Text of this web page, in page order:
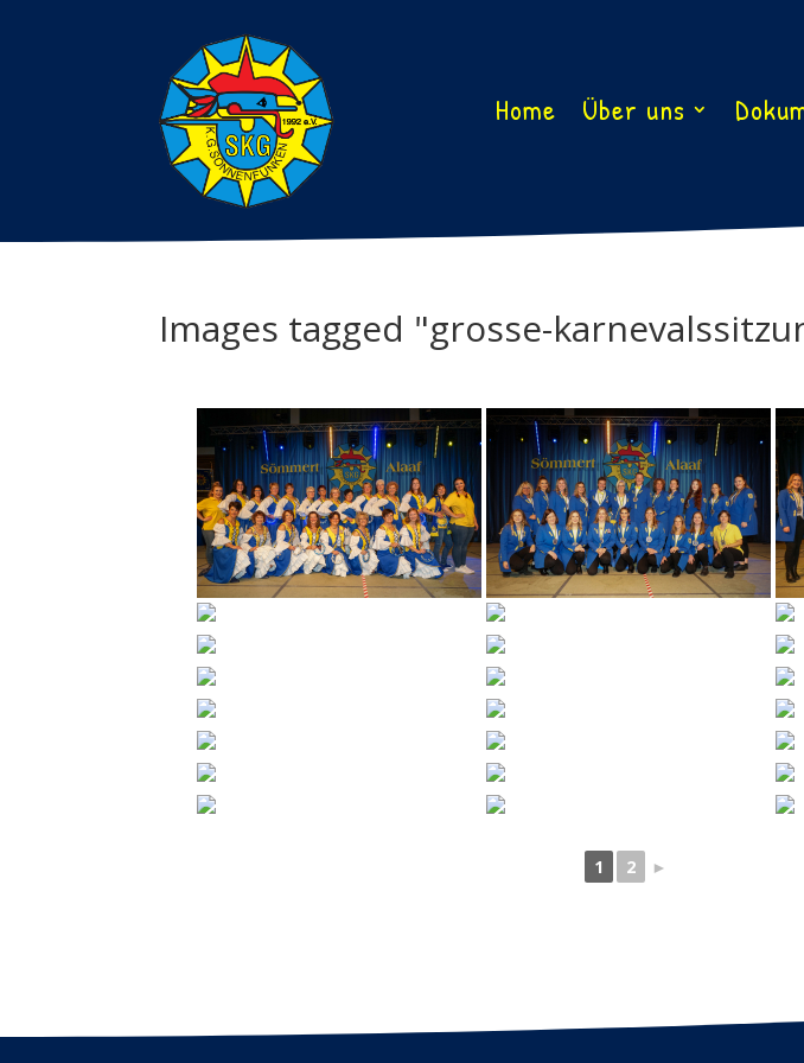
Home Über uns
Images tagged "grosse-
1 2 ►